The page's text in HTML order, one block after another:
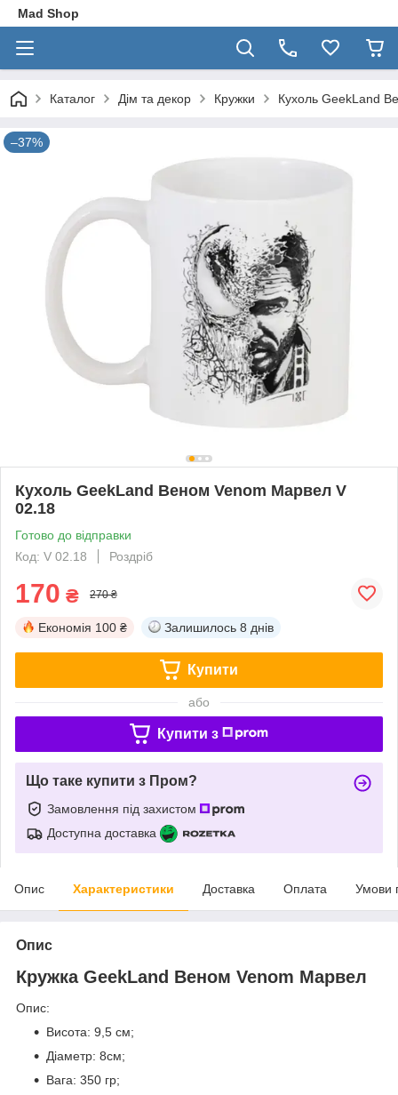
Mad Shop
Каталог Дім та декор Кружки Кухоль GeekLand
–37%
Кухоль GeekLand Веном Venom Марвел V
02.18
Готово до відправки
Код: V 02.18
Роздріб
170 ₴ 270 ₴
Економія 100 ₴ Залишилось 8 днів
Купити
або
Купити з
Що таке купити з Пром?
Замовлення під захистом
Доступна доставка
Опис Характеристики Доставка Оплата Умови
Опис
Кружка GeekLand Веном Venom Марвел
Опис:
Висота: 9,5 см;
Діаметр: 8см;
Вага: 350 гр;